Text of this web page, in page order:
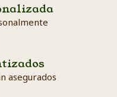
asegurados
products